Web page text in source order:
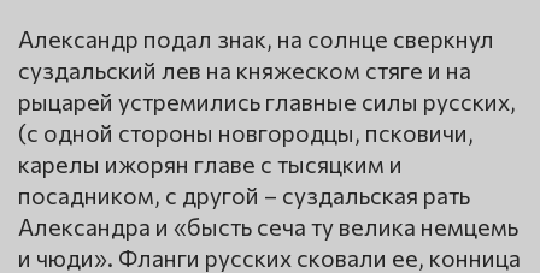
Александр подал знак, на солнце сверкнул
суздальский лев на княжеском стяге и на
рыцарей устремились главные силы русских,
(с одной стороны новгородцы, псковичи,
карелы ижорян главе с тысяцким и
посадником, с другой – суздальская рать
Александра и «бысть сеча ту велика немцемь
и чюди». Фланги русских сковали ее, конница